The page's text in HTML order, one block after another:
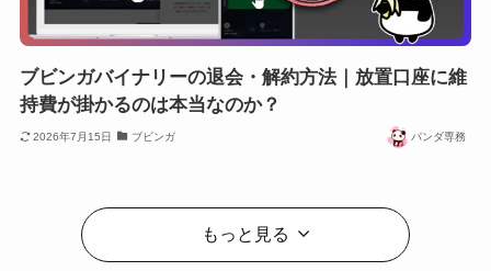
ブビンガバイナリーの退会・解約方法｜放置口座に維
持費が掛かるのは本当なのか？
2026年7月15日 ブビンガ パンダ専務
もっと見る